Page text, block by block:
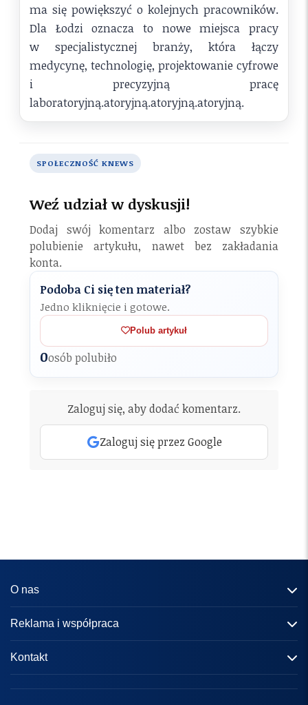
ma się powiększyć o kolejnych pracowników.
Dla Łodzi oznacza to nowe miejsca pracy
w specjalistycznej branży, która łączy
medycynę, technologię, projektowanie cyfrowe
i precyzyjną pracę
laboratoryjną.atoryjną.atoryjną.atoryjną.
SPOŁECZNOŚĆ KNEWS
Weź udział w dyskusji!
Dodaj swój komentarz albo zostaw szybkie
polubienie artykułu, nawet bez zakładania
konta.
Podoba Ci się ten materiał?
Jedno kliknięcie i gotowe.
Polub artykuł
0osób polubiło
Zaloguj się, aby dodać komentarz.
Zaloguj się przez Google
O nas
Informacje o portalu
Redakcja
Kontakt
Reklama i współpraca
Reklama
Zasady współpracy
Kontakt
kontakt@knews.pl